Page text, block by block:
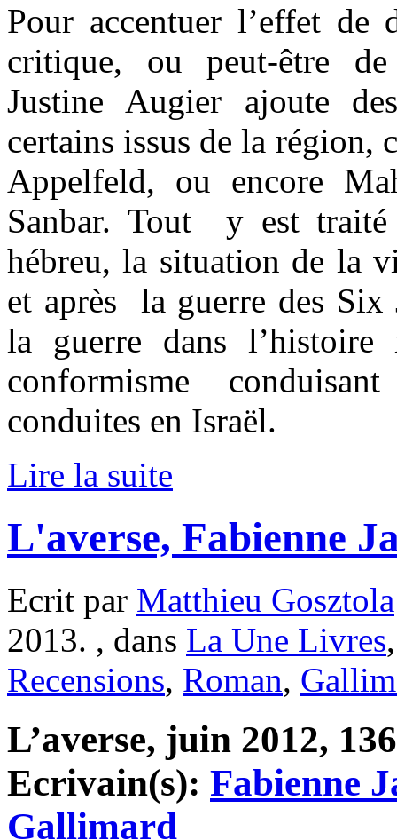
Pour accentuer l’effet de
critique, ou peut-être
Justine Augier ajoute
certains issus de la région,
Appelfeld, ou encore
Sanbar. Tout y est
hébreu, la situation de la
et après la guerre des Six
la guerre dans l’histoire
conformisme
conduites en Israël.
Lire la suite
L'averse, Fabienne
Ecrit par Matthieu Gosztola
2013. , dans La Une Livres
Recensions, Roman,
L’averse, juin 2012,
Ecrivain(s): Fabienne
Gallimard